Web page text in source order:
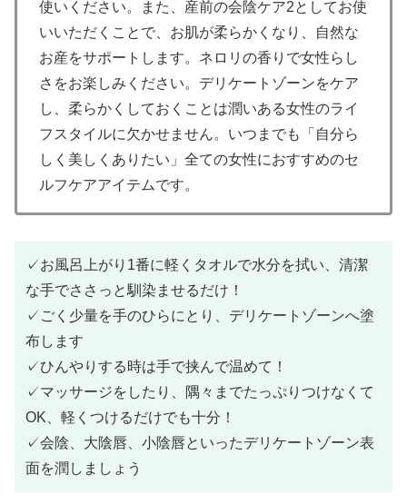
使いください。また、産前の会陰ケア2としてお使
いいただくことで、お肌が柔らかくなり、自然な
お産をサポートします。ネロリの香りで女性らし
さをお楽しみください。デリケートゾーンをケア
し、柔らかくしておくことは潤いある女性のライ
フスタイルに欠かせません。いつまでも「自分ら
しく美しくありたい」全ての女性におすすめのセ
ルフケアアイテムです。
✓お風呂上がり1番に軽くタオルで水分を拭い、清潔
な手でささっと馴染ませるだけ！
✓ごく少量を手のひらにとり、デリケートゾーンへ塗
布します
✓ひんやりする時は手で挟んで温めて！
✓マッサージをしたり、隅々までたっぷりつけなくて
OK、軽くつけるだけでも十分！
✓会陰、大陰唇、小陰唇といったデリケートゾーン表
面を潤しましょう